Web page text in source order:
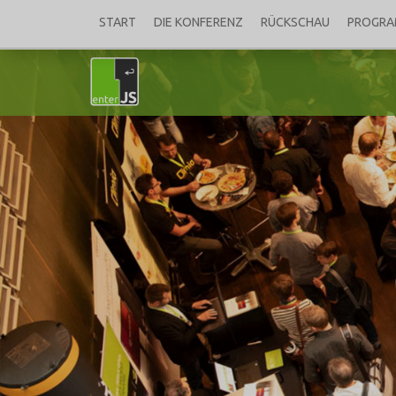
START DIE KONFERENZ RÜCKSCHAU